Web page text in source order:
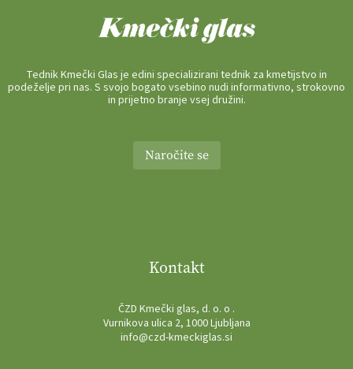
Tednik Kmečki Glas je edini specializirani tednik za kmetijstvo in
podeželje pri nas. S svojo bogato vsebino nudi informativno, strokovno
in prijetno branje vsej družini.
Naročite se
Kontakt
ČZD Kmečki glas, d. o. o .
Vurnikova ulica 2, 1000 Ljubljana
info@czd-kmeckiglas.si